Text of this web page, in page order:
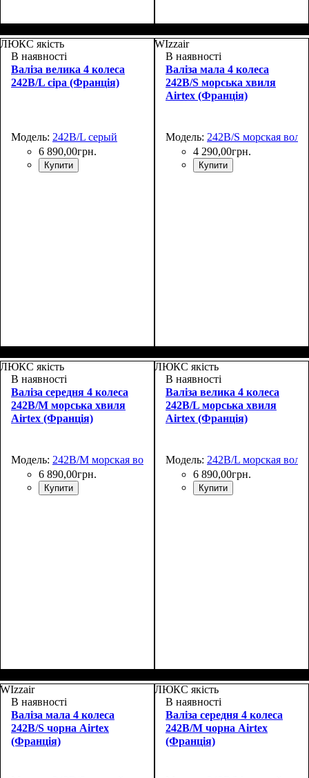
55x39х22+5
66x46х27+5
ЛЮКС якість
В наявності
Валіза велика 4 колеса
242B/L сіра (Франція)
Модель: 242B/L серый
6 890,00грн.
Купити
76x52х32+5
WIzzair
В наявності
Валіза мала 4 колеса
242B/S морська хвиля
Airtex (Франція)
Модель: 242B/S морская
4 290,00грн.
Купити
55x39х22+5
ЛЮКС якість
В наявності
Валіза середня 4 колеса
242B/M морська хвиля
Airtex (Франція)
Модель: 242B/M морская волна
6 890,00грн.
Купити
66x46х27+5
ЛЮКС якість
В наявності
Валіза велика 4 колеса
242B/L морська хвиля
Airtex (Франція)
Модель: 242B/L морская
6 890,00грн.
Купити
76x52х32+5
WIzzair
В наявності
Валіза мала 4 колеса
242B/S чорна Airtex
(Франція)
ЛЮКС якість
В наявності
Валіза середня 4 колеса
242B/M чорна Airtex
(Франція)